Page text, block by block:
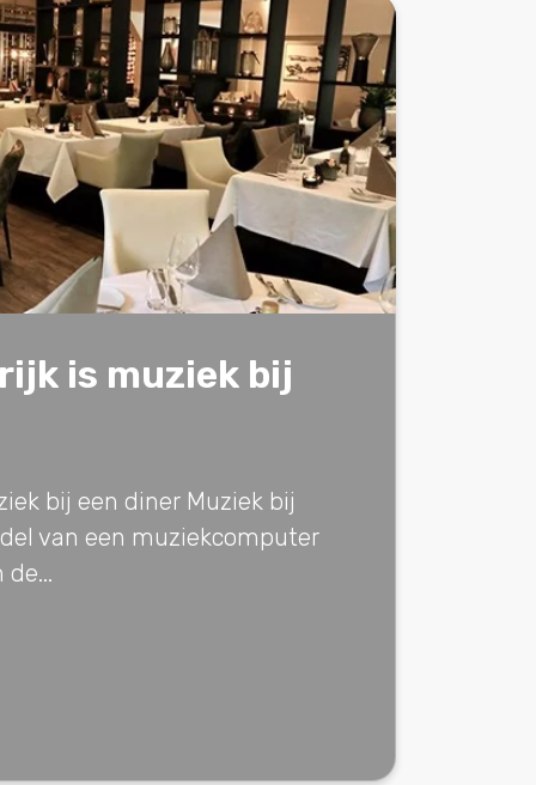
is muziek bij
bij een diner Muziek bij
van een muziekcomputer